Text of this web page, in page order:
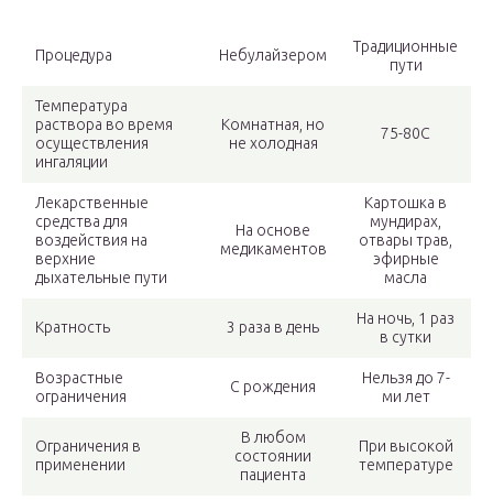
Процедура Небулайзером
Традиционные
пути
Температура
раствора во время
осуществления
ингаляции
Комнатная, но
не холодная
75-80С
Лекарственные
средства для
воздействия на
верхние
дыхательные пути
На основе
медикаментов
Картошка в
мундирах,
отвары трав,
эфирные
масла
Кратность 3 раза в день
На ночь, 1 раз
в сутки
Возрастные
ограничения
С рождения
Нельзя до 7-
ми лет
Ограничения в
применении
В любом
состоянии
пациента
При высокой
температуре